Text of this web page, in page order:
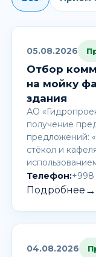
05.08.2026
Отбор
на мойку
здания
АО
получение
предложений:
стёкол и
Телефон:+998
Подробнее →
04.08.2026